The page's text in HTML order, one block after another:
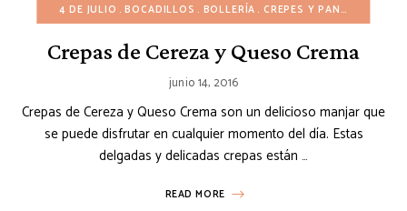
4 DE JULIO BOCADILLOS BOLLERÍA CREPES Y PANQUEQUES
Crepas de Cereza y Queso Crema
junio 14, 2016
Crepas de Cereza y Queso Crema son un delicioso manjar que
se puede disfrutar en cualquier momento del día. Estas
delgadas y delicadas crepas están …
READ MORE